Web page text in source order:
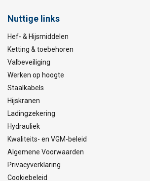
Nuttige links
Hef- & Hijsmiddelen
Ketting & toebehoren
Valbeveiliging
Werken op hoogte
Staalkabels
Hijskranen
Ladingzekering
Hydrauliek
Kwaliteits- en VGM-beleid
Algemene Voorwaarden
Privacyverklaring
Cookiebeleid